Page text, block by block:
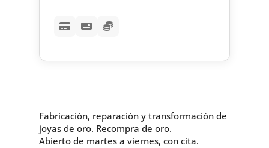
Fabricación, reparación y transformación de
joyas de oro. Recompra de oro.
Abierto de martes a viernes, con cita.